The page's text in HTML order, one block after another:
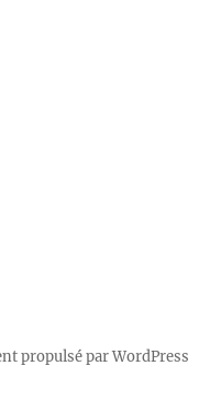
propulsé par WordPress